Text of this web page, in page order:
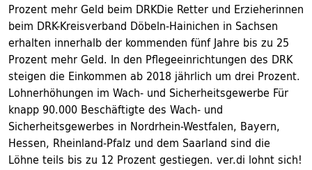
Prozent mehr Geld beim DRKDie Retter und Erzieherinnen
beim DRK-Kreisverband Döbeln-Hainichen in Sachsen
erhalten innerhalb der kommenden fünf Jahre bis zu 25
Prozent mehr Geld. In den Pflegeeinrichtungen des DRK
steigen die Einkommen ab 2018 jährlich um drei Prozent.
Lohnerhöhungen im Wach- und Sicherheitsgewerbe Für
knapp 90.000 Beschäftigte des Wach- und
Sicherheitsgewerbes in Nordrhein-Westfalen, Bayern,
Hessen, Rheinland-Pfalz und dem Saarland sind die
Löhne teils bis zu 12 Prozent gestiegen. ver.di lohnt sich!